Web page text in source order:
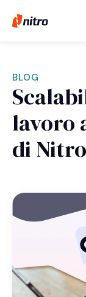
BLOG
lavoro
di